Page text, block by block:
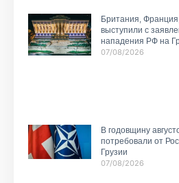
Британия,
выступили с
нападения РФ на
07/08/2026
В годовщину
потребовали от
Грузии
07/08/2026